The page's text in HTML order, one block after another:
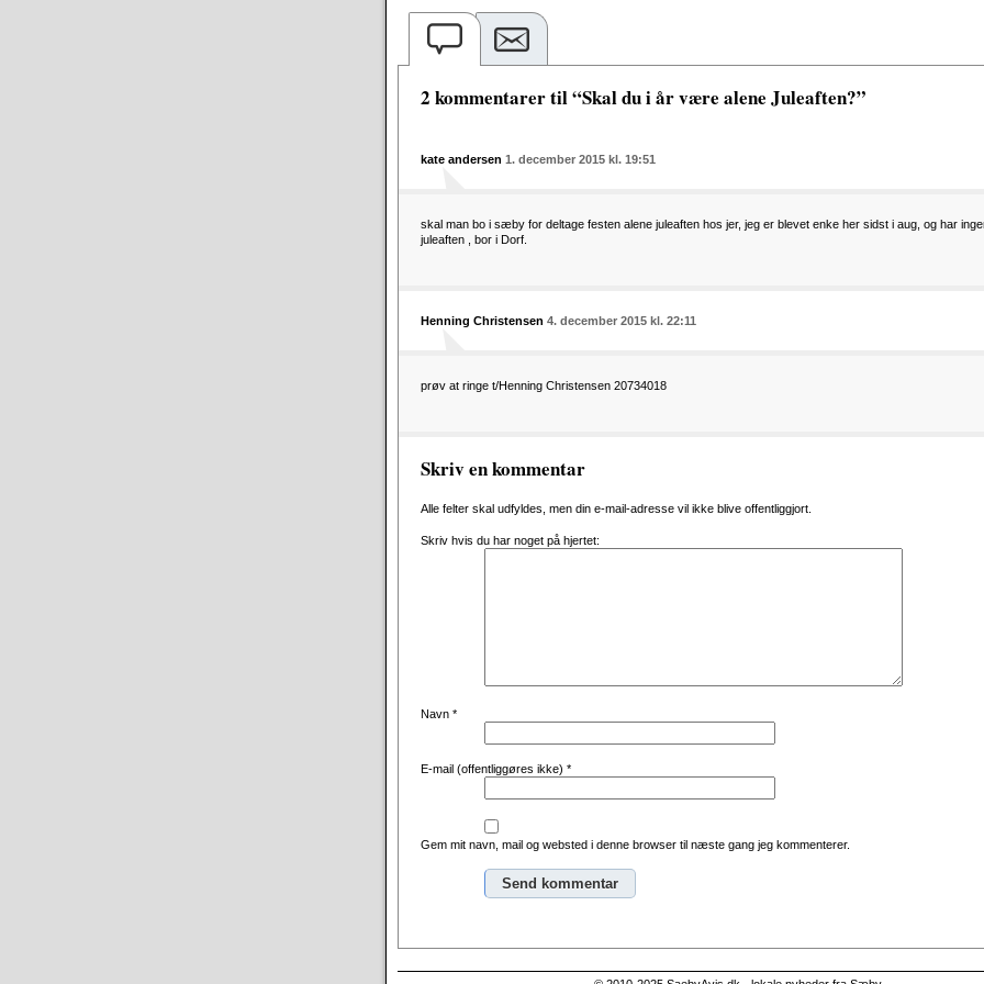
2 kommentarer til “Skal du i år være alene Juleaften?”
kate andersen 1. december 2015 kl. 19:51
skal man bo i sæby for deltage festen alene juleaften hos jer, jeg er blevet enke her sidst i aug, og har
juleaften , bor i Dorf.
Henning Christensen 4. december 2015 kl. 22:11
prøv at ringe t/Henning Christensen 20734018
Skriv en kommentar
Alle felter skal udfyldes, men din e-mail-adresse vil ikke blive offentliggjort.
Skriv hvis du har noget på hjertet:
Navn *
E-mail (offentliggøres ikke) *
Gem mit navn, mail og websted i denne browser til næste gang jeg kommenterer.